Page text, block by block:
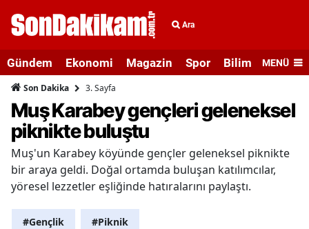
Ara
Gündem Ekonomi Magazin Spor Bilim veMENÜ
Son Dakika 3. Sayfa
Muş Karabey gençleri geleneksel
piknikte buluştu
Muş'un Karabey köyünde gençler geleneksel piknikte
bir araya geldi. Doğal ortamda buluşan katılımcılar,
yöresel lezzetler eşliğinde hatıralarını paylaştı.
#Gençlik #Piknik